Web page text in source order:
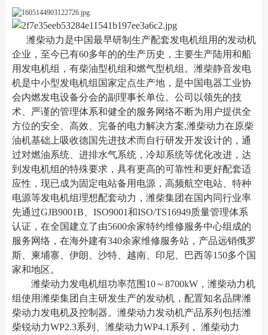
潍柴动力是中国最早研制生产配套发电机组用的发动机
企业，至今已有60多年的的生产历史，主要生产陆用和船
用发电机组，有柴油型机组和燃气型机组。潍柴静音发电
机是中小型发电机组国家定点生产地，是中国电器工业协
会内燃发电设备分会的副理事长单位。公司以领先的技
术、严谨的管理体系和健全的服务网络不断为用户提供全
方位的安全、高效、完备的电力解决方案,潍柴动力在原柴
油机基础上吸收德国先进技术而自行研发开发设计的，通
过对燃油系统、进排水气系统，冷却系统等优化改进，达
到发电机组的特殊要求，具有更高的可靠性和更好配套适
应性，现已成为固定电站备用电源，高频航空电站、特种
电源等发电机组理想配套动力，潍柴集团在国内同行业率
先通过GJB9001B、ISO9001和ISO/TS16949质量管理体系
认证，在全国建立了由5600余家特约维修服务中心组成的
服务网络，在海外建有340余家维修服务站，产品远销俄罗
斯、柬埔寨、伊朗、沙特、越南、印尼、巴西等150多个国
家和地区。
潍柴动力发电机组功率范围10～8700kW，潍柴动力机
组使用潍柴集团自主研发生产的发动机，配置知名品牌潍
柴动力发电机及控制器。潍柴动力发动机产品系列包括潍
柴锐动力WP2.3系列、潍柴动力WP4.1系列， 潍柴动力